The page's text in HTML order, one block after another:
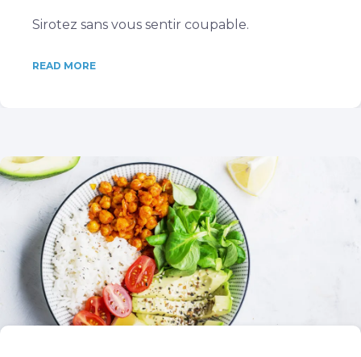
Sirotez sans vous sentir coupable.
READ MORE